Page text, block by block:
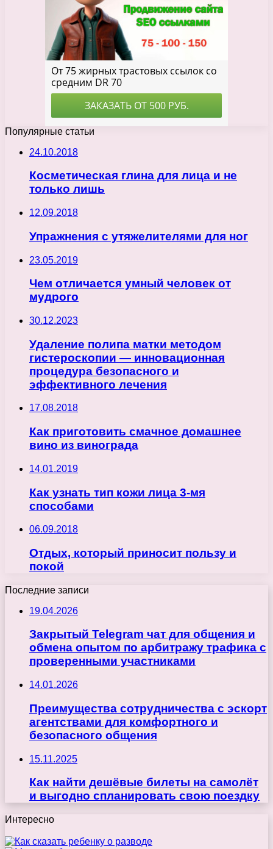
Популярные статьи
24.10.2018
Косметическая глина для лица и не
только лишь
12.09.2018
Упражнения с утяжелителями для ног
23.05.2019
Чем отличается умный человек от
мудрого
30.12.2023
Удаление полипа матки методом
гистероскопии — инновационная
процедура безопасного и
эффективного лечения
17.08.2018
Как приготовить смачное домашнее
вино из винограда
14.01.2019
Как узнать тип кожи лица 3-мя
способами
06.09.2018
Отдых, который приносит пользу и
покой
Последние записи
19.04.2026
Закрытый Telegram чат для общения и
обмена опытом по арбитражу трафика с
проверенными участниками
14.01.2026
Преимущества сотрудничества с эскорт
агентствами для комфортного и
безопасного общения
15.11.2025
Как найти дешёвые билеты на самолёт
и выгодно спланировать свою поездку
Интересно